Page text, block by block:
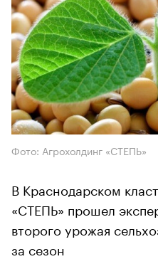
Фото: Агрохолдинг «СТЕПЬ»
В Краснодарском
«СТЕПЬ» прошел
второго урожая
за сезон